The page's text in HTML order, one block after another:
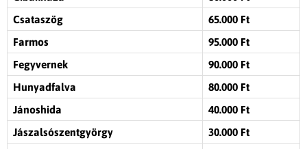
Csataszög
65.000 Ft
Farmos
95.000 Ft
Fegyvernek
90.000 Ft
Hunyadfalva
80.000 Ft
Jánoshida
40.000 Ft
Jászalsószentgyörgy
30.000 Ft